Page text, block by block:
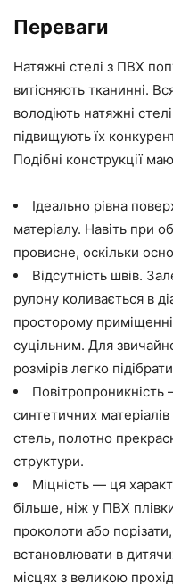
Переваги
Натяжні стелі з ПВХ
витісняють тканинні.
володіють натяжні
підвищують їх
Подібні конструкції
Ідеально рівна
матеріалу. Навіть при
провисне, оскільки
Відсутність швів.
рулону коливається в
просторому
суцільним. Для
розмірів легко
синтетичних
стель, полотно
структури.
Міцність — ця
більше, ніж у ПВХ
проколоти або
встановлювати в
місцях з великою